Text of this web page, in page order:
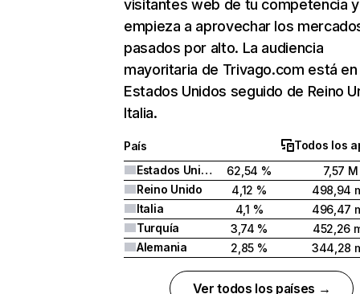
visitantes web de tu competencia y
empieza a aprovechar los
pasados por alto. La audiencia
mayoritaria de Trivago.com está en
Estados Unidos seguido de Reino
Italia.
País
Todos los
Estados Unidos
62,54 %
7,57 M
Reino Unido
4,12 %
498,94
Italia
4,1 %
496,47
Turquía
3,74 %
452,26
Alemania
2,85 % 344,28
Ver todos los países →